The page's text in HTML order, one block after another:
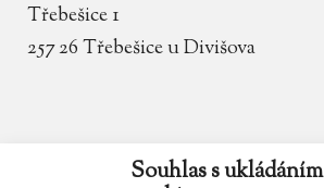
Souhlas s ukládáním
Třebešice 1
257 26 Třebešice u Divišova
zamek.trebesice@volny.cz